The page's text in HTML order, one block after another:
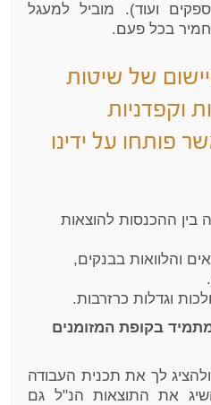
ועוד). מוביל למעגל
בכל פעם.
של שיטות
וקפדניות
פותחו על ידינו
בין ההכנסות להוצאות
והלוואות בבנקים,
בקופת המזומנים
לך את תכנית העבודה
את התוצאות הנ"ל גם